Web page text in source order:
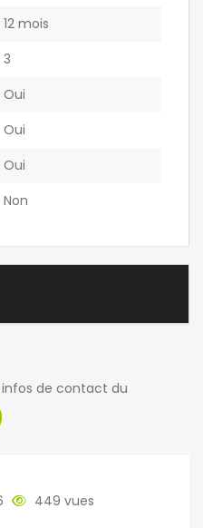
12 mois
3
Oui
Oui
Oui
Non
de contact du
449 vues